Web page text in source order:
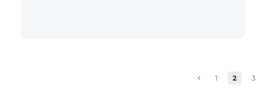
1 2 3